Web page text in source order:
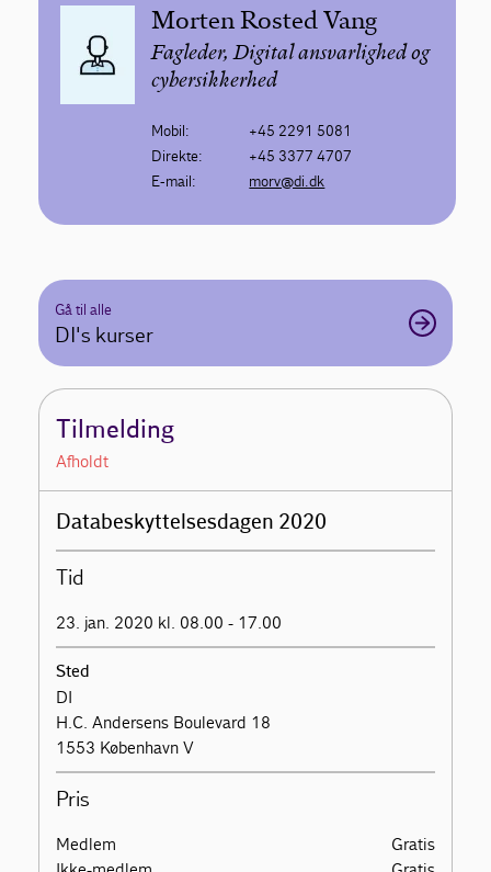
Morten Rosted Vang
Fagleder, Digital ansvarlighed og
cybersikkerhed
Mobil:
+45 2291 5081
Direkte:
+45 3377 4707
E-mail:
morv@di.dk
Gå til alle
DI's kurser
Tilmelding
Afholdt
Databeskyttelsesdagen 2020
Tid
23. jan. 2020 kl. 08.00 - 17.00
Sted
DI
H.C. Andersens Boulevard 18
1553 København V
Pris
Medlem
Gratis